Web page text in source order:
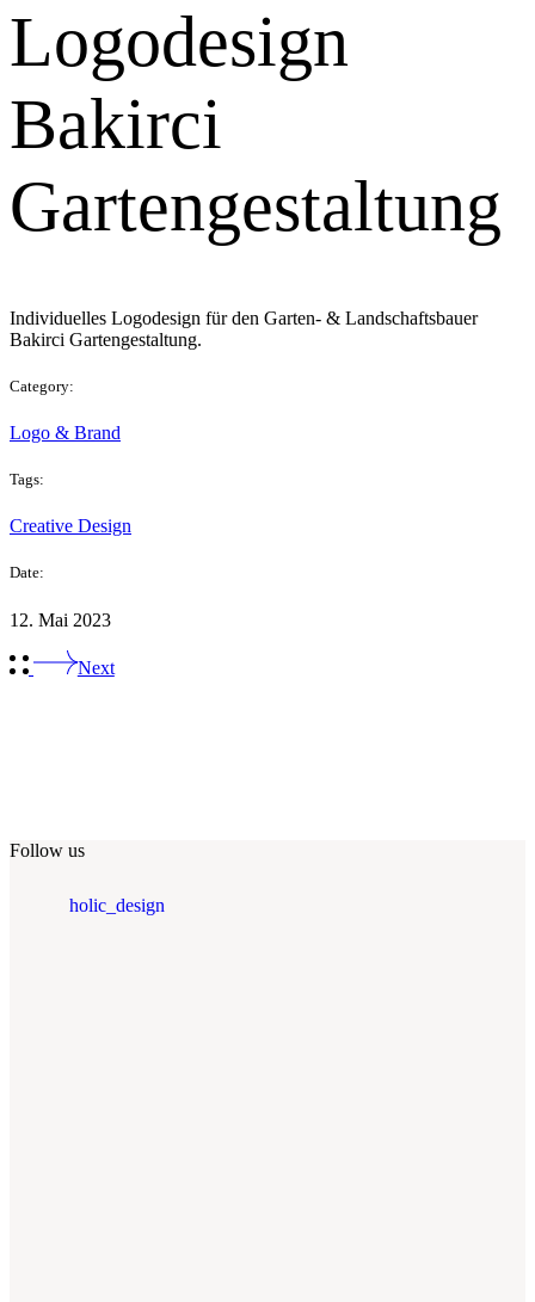
Logodesign
Bakirci
Gartengestaltung
Individuelles Logodesign für den Garten- & Landschaftsbauer
Bakirci Gartengestaltung.
Category:
Logo & Brand
Tags:
Creative Design
Date:
12. Mai 2023
Next
Follow us
holic_design